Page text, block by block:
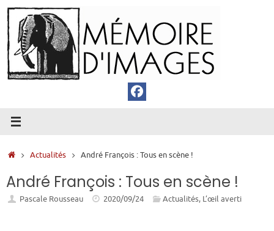
Passer
au
contenu
Accueil
Actualités André François : Tous en scène !
André François : Tous en scène !
Pascale Rousseau 2020/09/24 Actualités, L’œil averti